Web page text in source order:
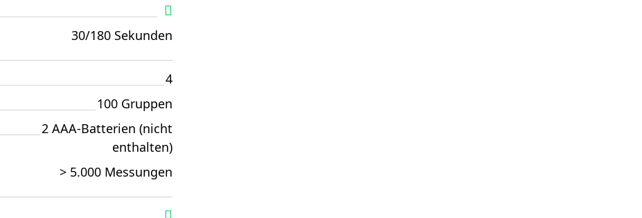
30/180 Sekunden
4
100 Gruppen
2 AAA-Batterien (nicht
enthalten)
> 5.000 Messungen